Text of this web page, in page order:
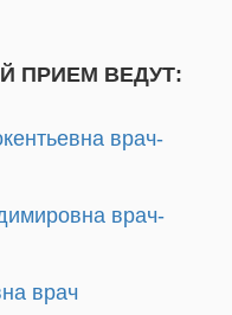
ПРИЕМ ВЕДУТ:
врач-
врач-
врач